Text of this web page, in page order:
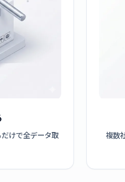
けで全データ取
複数